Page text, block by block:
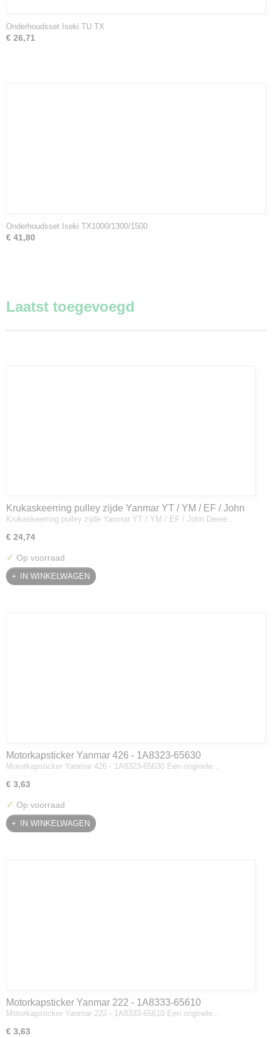
Onderhoudsset Iseki TU TX
€ 26,71
Onderhoudsset Iseki TX1000/1300/1500
€ 41,80
Laatst toegevoegd
Krukaskeerring pulley zijde Yanmar YT / YM / EF / John
Deere - 119934-01800
Krukaskeerring pulley zijde Yanmar YT / YM / EF / John Deere…
€ 24,74
✓ Op voorraad
IN WINKELWAGEN
Motorkapsticker Yanmar 426 - 1A8323-65630
Motorkapsticker Yanmar 426 - 1A8323-65630 Een originele…
€ 3,63
✓ Op voorraad
IN WINKELWAGEN
Motorkapsticker Yanmar 222 - 1A8333-65610
Motorkapsticker Yanmar 222 - 1A8333-65610 Een originele…
€ 3,63